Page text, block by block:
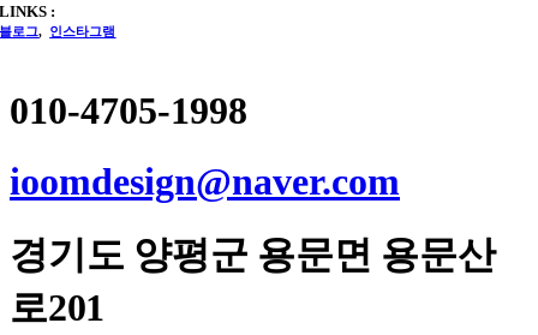
LINKS :
블로그, 인스타그램
010-4705-1998
ioomdesign@naver.com
경기도 양평군 용문면 용문산
로201